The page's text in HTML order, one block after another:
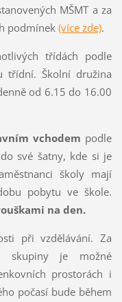
MŠMT a za
podmínek (více zde).
třídách podle
třídní. Školní družina
od 6.15 do 16.00
vchodem podle
své šatny, kde si je
školy mají
pobytu ve škole.
na den.
při vzdělávání. Za
skupiny je možné
prostorách i
počasí bude během